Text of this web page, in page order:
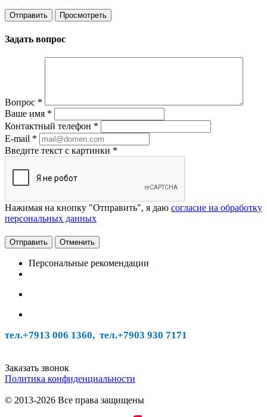
Задать вопрос
Вопрос *
Ваше имя *
Контактный телефон *
E-mail *
Введите текст с картинки *
Нажимая на кнопку "Отправить", я даю согласие на обработку
персональных данных
Отменить
Персональные рекомендации
тел.+7913 006 1360, тел.+7903 930 7171
Заказать звонок
Политика конфиденциальности
© 2013-2026 Все права защищены